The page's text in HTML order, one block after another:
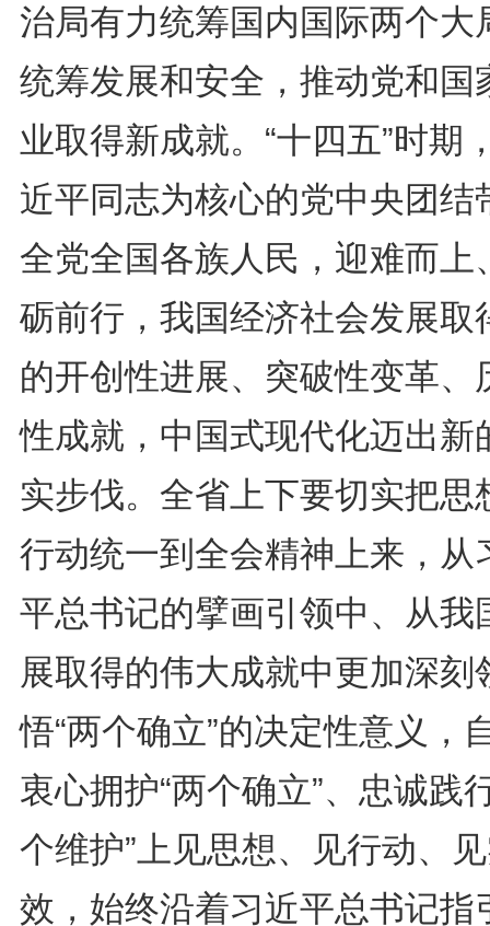
治局有力统筹国内国际两个大
统筹发展和安全，推动党和国
业取得新成就。“十四五”时期
近平同志为核心的党中央团结
全党全国各族人民，迎难而上
砺前行，我国经济社会发展取
的开创性进展、突破性变革、
性成就，中国式现代化迈出新
实步伐。全省上下要切实把思
行动统一到全会精神上来，从
平总书记的擘画引领中、从我
展取得的伟大成就中更加深刻
悟“两个确立”的决定性意义，
衷心拥护“两个确立”、忠诚践
个维护”上见思想、见行动、
效，始终沿着习近平总书记指